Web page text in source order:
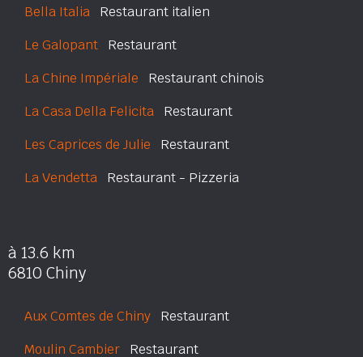
Bella Italia Restaurant italien
Le Galopant Restaurant
La Chine Impériale Restaurant chinois
La Casa Della Felicita Restaurant
Les Caprices de Julie Restaurant
La Vendetta Restaurant - Pizzeria
à 13.6 km
6810 Chiny
Aux Comtes de Chiny Restaurant
Moulin Cambier Restaurant